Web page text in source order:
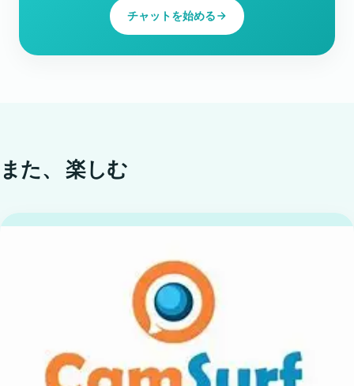
チャットを始める
また、楽しむ